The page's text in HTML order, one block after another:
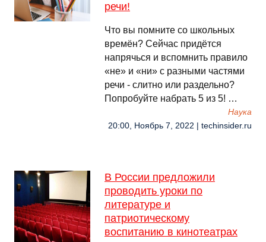
речи!
Что вы помните со школьных
времён? Сейчас придётся
напрячься и вспомнить правило
«не» и «ни» с разными частями
речи - слитно или раздельно?
Попробуйте набрать 5 из 5! …
Наука
20:00, Ноябрь 7, 2022 | techinsider.ru
В России предложили
проводить уроки по
литературе и
патриотическому
воспитанию в кинотеатрах